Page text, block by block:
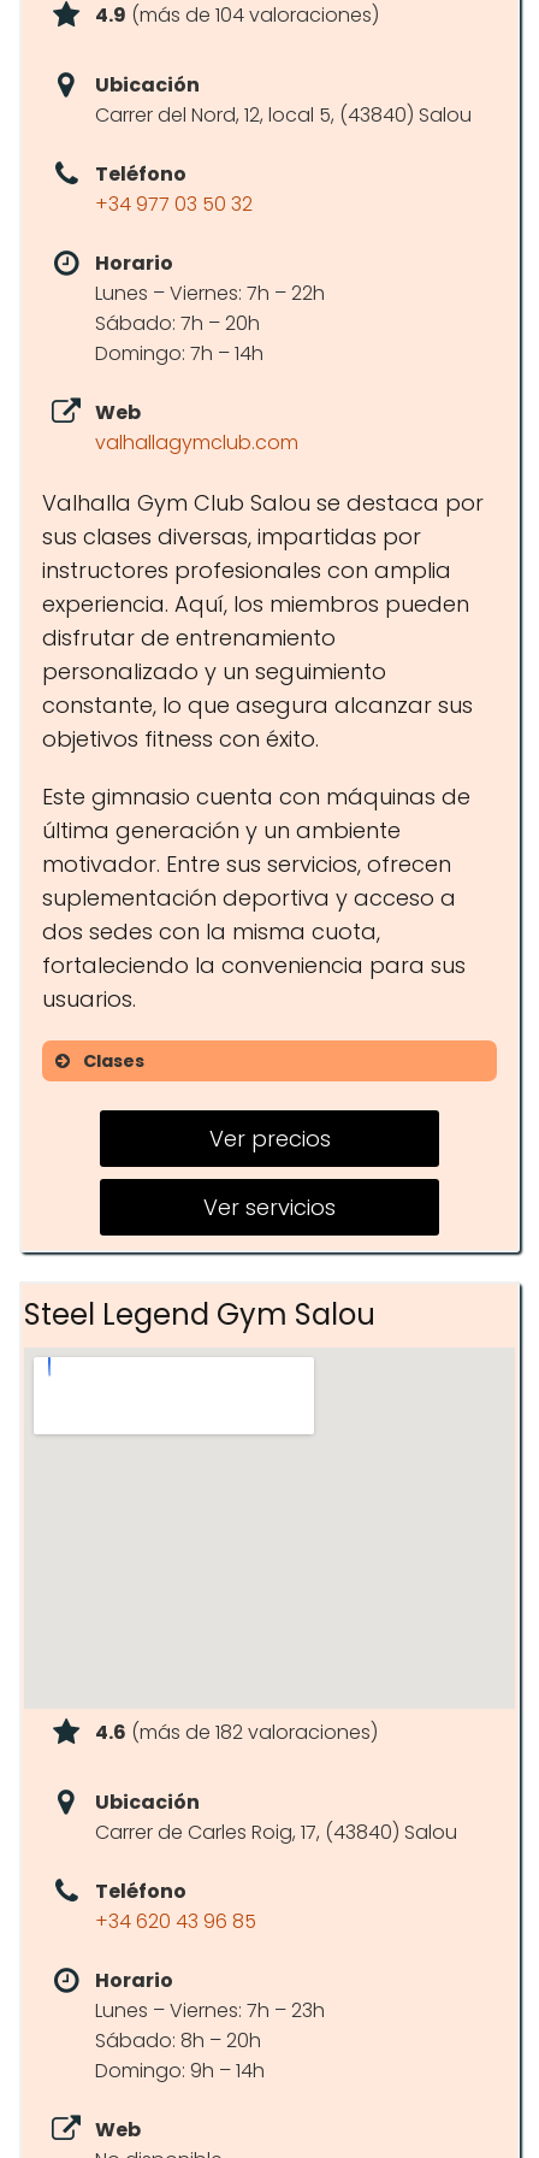
4.9 (más de 104 valoraciones)
Ubicación
Carrer del Nord, 12, local 5, (43840) Salou
Teléfono
+34 977 03 50 32
Horario
Lunes – Viernes: 7h – 22h
Sábado: 7h – 20h
Domingo: 7h – 14h
Web
valhallagymclub.com
Valhalla Gym Club Salou se destaca por
sus clases diversas, impartidas por
instructores profesionales con amplia
experiencia. Aquí, los miembros pueden
disfrutar de entrenamiento
personalizado y un seguimiento
constante, lo que asegura alcanzar sus
objetivos fitness con éxito.
Este gimnasio cuenta con máquinas de
última generación y un ambiente
motivador. Entre sus servicios, ofrecen
suplementación deportiva y acceso a
dos sedes con la misma cuota,
fortaleciendo la conveniencia para sus
usuarios.
Clases
Entrenamiento Personalizado
Suplementación Deportiva
Acceso a dos sedes
Ver precios
Ver servicios
Steel Legend Gym Salou
4.6 (más de 182 valoraciones)
Ubicación
Carrer de Carles Roig, 17, (43840) Salou
Teléfono
+34 620 43 96 85
Horario
Lunes – Viernes: 7h – 23h
Sábado: 8h – 20h
Domingo: 9h – 14h
Web